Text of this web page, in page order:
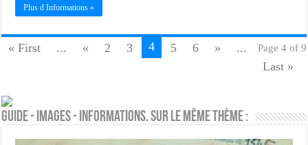
Plus d Informations »
Page 4 of 9
« First ... « 2 3 4 5 6 »
...
Last »
Guide - Images - Informations. Sur le même thème :